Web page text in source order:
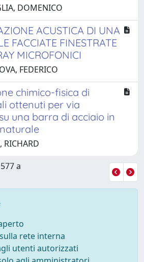
DOMENICO
ACUSTICA DI UNA
FACCIATE FINESTRATE
MICROFONICI
FEDERICO
chimico-fisica di
ottenuti per via
una barra di acciaio in
RICHARD
a
rete interna
utenti autorizzati